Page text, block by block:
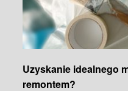
Uzyskanie idealnego
remontem?